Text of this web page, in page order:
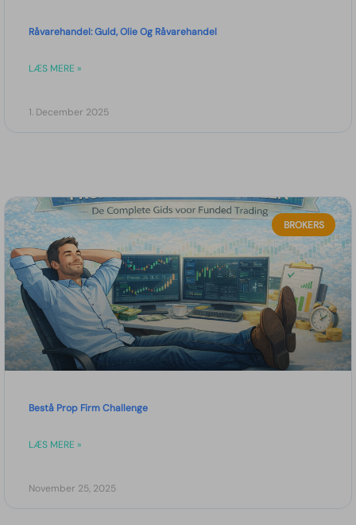
Råvarehandel: Guld, Olie Og Råvarehandel
LÆS MERE »
1. December 2025
BROKERS
Bestå Prop Firm Challenge
LÆS MERE »
November 25, 2025